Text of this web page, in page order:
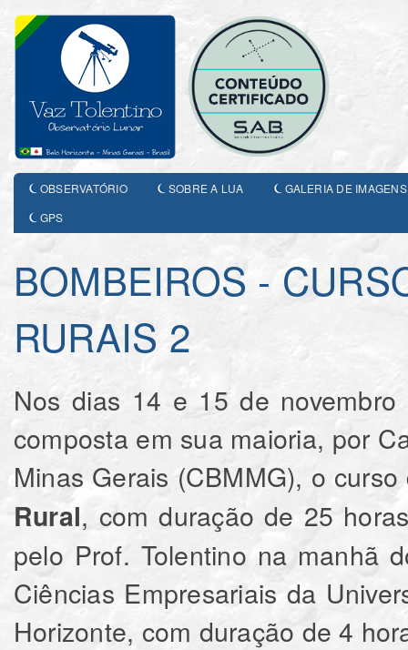
OBSERVATÓRIO SOBRE A LUA
GALERIA DE IMAGENS
GPS
BOMBEIROS -
RURAIS 2
Nos dias 14 e 15 de
composta em sua maioria, por
Minas Gerais (CBMMG), o
Rural, com duração de 25
pelo Prof. Tolentino na manhã
Ciências Empresariais da
Horizonte, com duração de 4